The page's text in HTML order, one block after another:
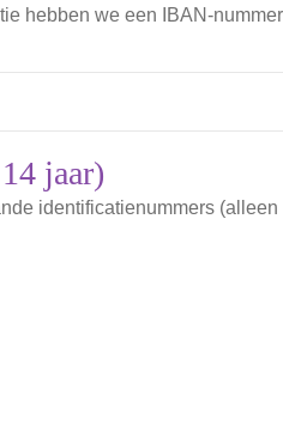
hebben we een IBAN-
jaar)
identificatienummers